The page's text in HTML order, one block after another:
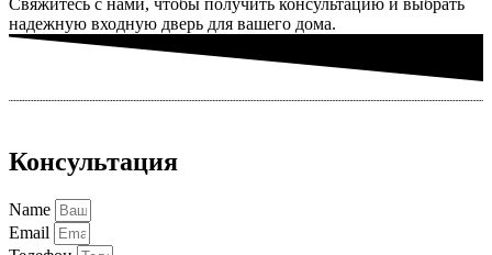
Свяжитесь с нами, чтобы получить консультацию и выбрать
надежную входную дверь для вашего дома.
Консультация
Name
Email